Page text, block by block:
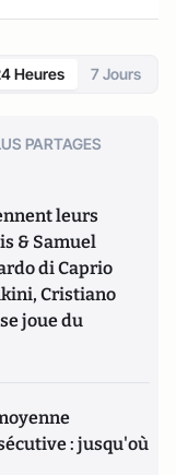
Heures 7 Jours
PARTAGES
leurs
& Samuel
di Caprio
Cristiano
joue du
: jusqu'où